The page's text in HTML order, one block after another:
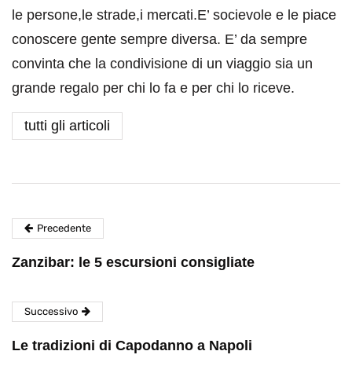
le persone,le strade,i mercati.E’ socievole e le piace
conoscere gente sempre diversa. E’ da sempre
convinta che la condivisione di un viaggio sia un
grande regalo per chi lo fa e per chi lo riceve.
tutti gli articoli
Precedente
Zanzibar: le 5 escursioni consigliate
Successivo
Le tradizioni di Capodanno a Napoli